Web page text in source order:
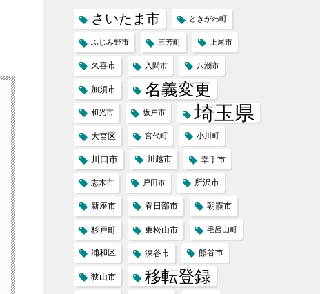
さいたま市 ときがわ町
ふじみ野市 三芳町 上尾市
久喜市 入間市 八潮市
加須市 名義変更
和光市 坂戸市 埼玉県
大宮区 宮代町 小川町
川口市 川越市 幸手市
志木市 戸田市 所沢市
新座市 春日部市 朝霞市
杉戸町 東松山市 毛呂山町
浦和区 深谷市 熊谷市
狭山市 移転登録